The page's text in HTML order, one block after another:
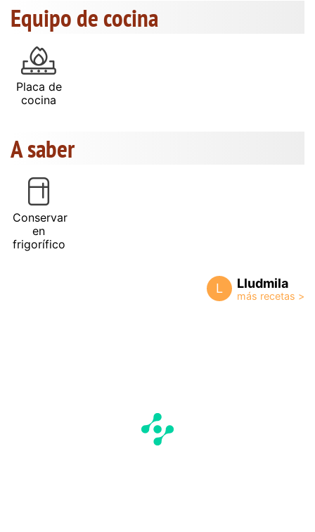
Equipo de cocina
Placa de
cocina
A saber
Conservar
en
frigorífico
L Lludmila